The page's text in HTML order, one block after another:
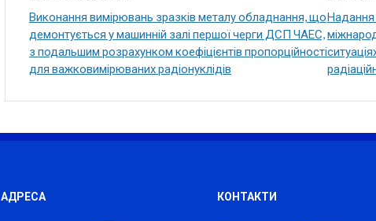
Виконання вимірювань зразків металу обладнання, що
демонтується у машинній залі першої черги ДСП ЧАЕС,
з подальшим розрахунком коефіцієнтів пропорційності
для важковимірюваних радіонуклідів
Надання
АДРЕСА КОНТАКТИ